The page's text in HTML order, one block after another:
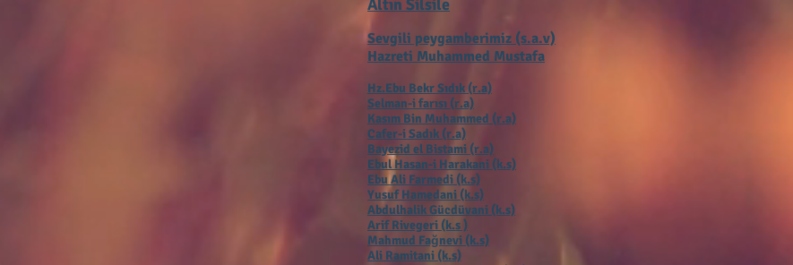
Altın Silsile
Sevgili peygamberimiz (s.a.v)
Hazreti Muhammed Mustafa
Hz.Ebu Bekr Sıdık (r.a)
Selman-i farısı (r.a)
Kasım Bin Muhammed (r.a)
Cafer-i Sadık (r.a)
Bayezid el Bistami (r.a)
Ebul Hasan-i Harakani (k.s)
Ebu Ali Farmedi (k.s)
Yusuf Hamedani (k.s)
Abdulhalik Gücdüvani (k.s)
Arif Rivegeri (k.s )
Mahmud Fağnevi (k.s)
Ali Ramitani (k.s)